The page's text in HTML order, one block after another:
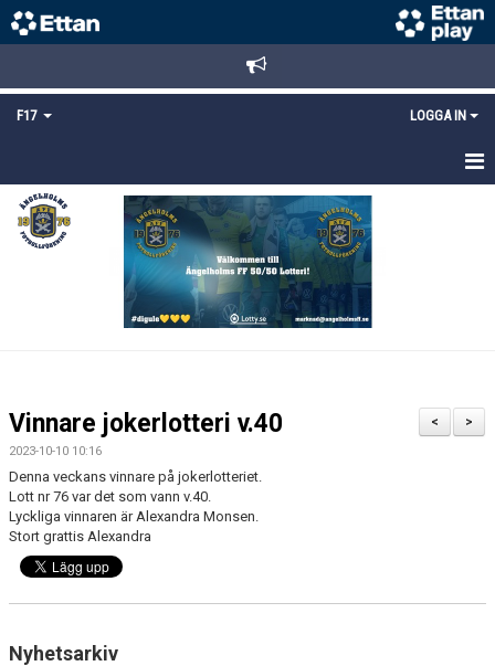
F17 LOGGA IN
HEM
NYHETER
DOKUMENT
MATCHER
KONTAKT
>
<
Vinnare jokerlotteri v.40
2023-10-10 10:16
Denna veckans vinnare på jokerlotteriet.
Lott nr 76 var det som vann v.40.
Lyckliga vinnaren är Alexandra Monsen.
Stort grattis Alexandra
Nyhetsarkiv